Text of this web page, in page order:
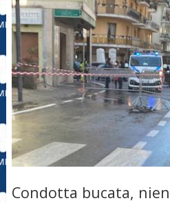
Condotta bucata,